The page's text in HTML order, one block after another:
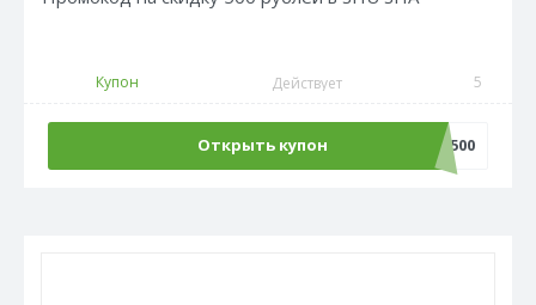
Купон Действует 5
Открыть купон adv500